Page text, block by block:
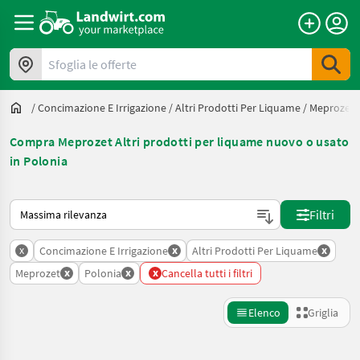
Sfoglia le offerte
/Concimazione E Irrigazione /Altri Prodotti Per Liquame / Meprozet
Compra Meprozet Altri prodotti per liquame nuovo o usato
in Polonia
Ecco come viene ordinato su Landwirt.com
Filtri
x Concimazione E Irrigazione x Altri Prodotti Per Liquame x
Meprozet x Polonia x x Cancella tutti i filtri
Elenco Griglia